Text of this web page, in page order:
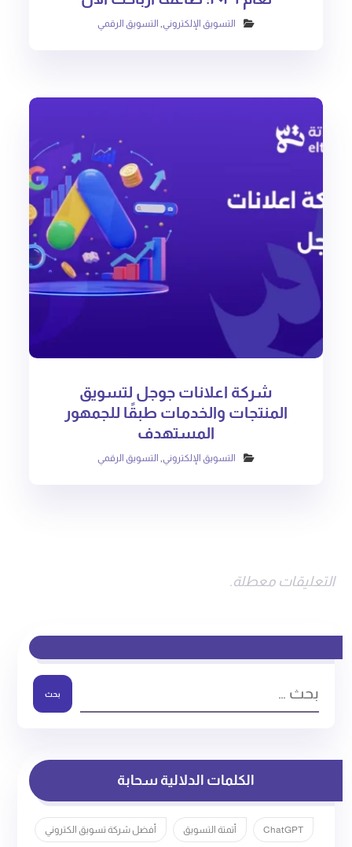
التسويق الإلكتروني, التسويق الرقمي
شركة اعلانات جوجل لتسويق
المنتجات والخدمات طبقًا للجمهور
المستهدف
التسويق الإلكتروني, التسويق الرقمي
التعليقات معطلة.
بحث
الكلمات الدلالية سحابة
ChatGPT أتمتة التسويق أفضل شركة تسويق الكتروني